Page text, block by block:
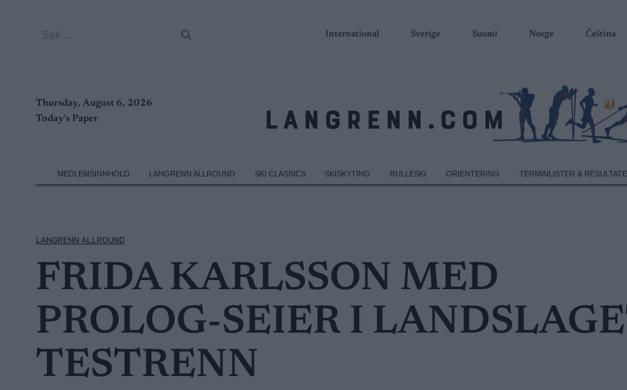
International Sverige Suomi Norge Čeština
Thursday, August 6, 2026
Today's Paper
MEDLEMSINNHOLD LANGRENN ALLROUND SKI CLASSICS SKISKYTING RULLESKI ORIENTERING TERMINLISTER &
LANGRENN ALLROUND
FRIDA KARLSSON MED
PROLOG-SEIER I
TESTRENN